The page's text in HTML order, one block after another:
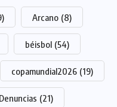
Arcano (8)
béisbol (54)
copamundial2026 (19)
Denuncias (21)